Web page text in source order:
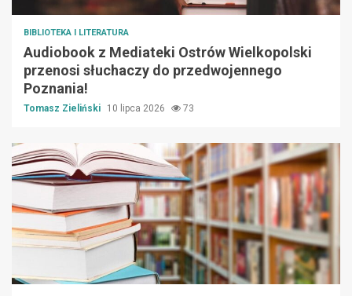
BIBLIOTEKA I LITERATURA
Audiobook z Mediateki Ostrów Wielkopolski
przenosi słuchaczy do przedwojennego
Poznania!
Tomasz Zieliński 10 lipca 2026 73